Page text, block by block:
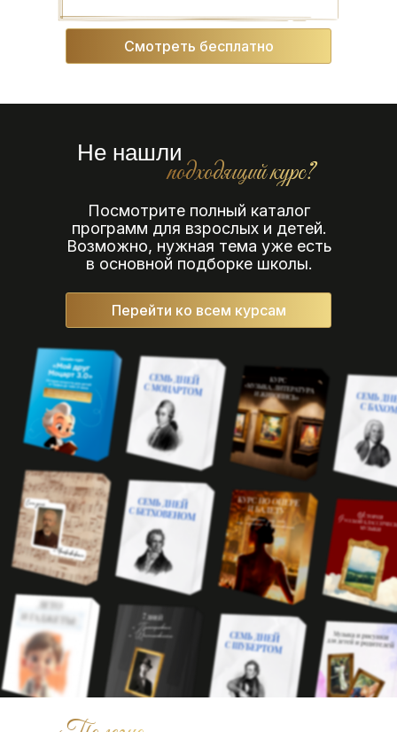
Смотреть бесплатно
Перейти ко всем курсам
подходящий курс?
Посмотрите полный каталог
программ для взрослых и детей.
Возможно, нужная тема уже есть
в основной подборке школы.
Не нашли